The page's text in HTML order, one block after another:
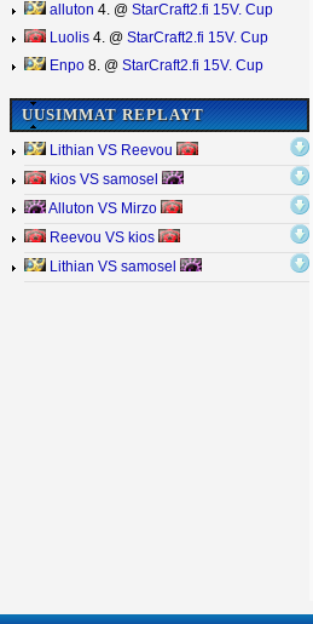
alluton 4. @ StarCraft2.fi 15V. Cup
Luolis 4. @ StarCraft2.fi 15V. Cup
Enpo 8. @ StarCraft2.fi 15V. Cup
UUSIMMAT REPLAYT
Lithian VS Reevou
kios VS samosel
Alluton VS Mirzo
Reevou VS kios
Lithian VS samosel